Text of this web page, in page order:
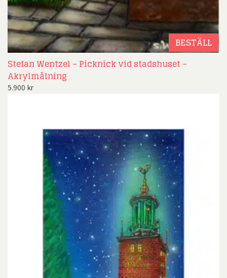
BESTÄLL
Stefan Wentzel – Picknick vid stadshuset –
Akrylmålning
5.900 kr